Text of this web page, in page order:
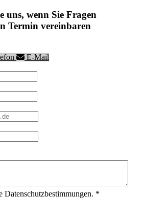
uns, wenn Sie Fragen
Termin vereinbaren
E-Mail
Datenschutzbestimmungen. *